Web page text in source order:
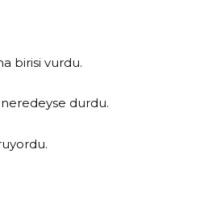
birisi vurdu.
neredeyse durdu.